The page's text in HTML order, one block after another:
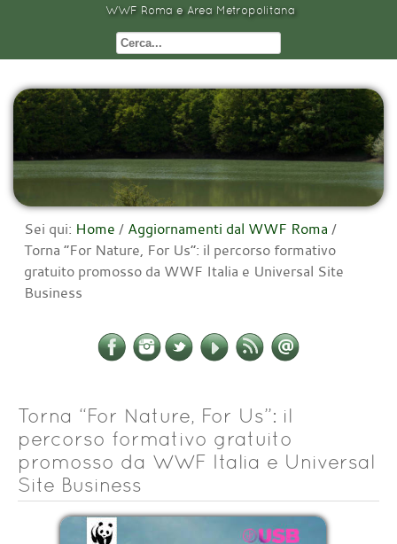
WWF Roma e Area Metropolitana
Sei qui: Home / Aggiornamenti dal WWF Roma /
Torna “For Nature, For Us”: il percorso formativo
gratuito promosso da WWF Italia e Universal Site
Business
Torna “For Nature, For Us”: il
percorso formativo gratuito
promosso da WWF Italia e Universal
Site Business